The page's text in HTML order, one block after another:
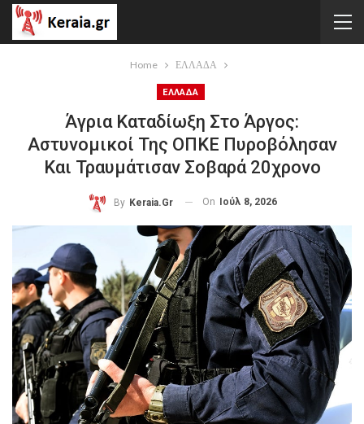
Home ΕΛΛΑΔΑ
ΕΛΛΑΔΑ
Άγρια Καταδίωξη Στο Άργος:
Αστυνομικοί Της ΟΠΚΕ Πυροβόλησαν
Και Τραυμάτισαν Σοβαρά 20χρονο
By Keraia.gr On Ιούλ 8, 2026